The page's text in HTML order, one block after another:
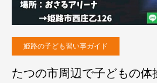
姫路の子ども習い事ガイド
たつの市周辺で子どもの体